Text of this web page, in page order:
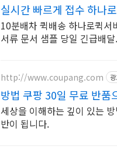
실시간 빠르게 접수 하나
10분배차 퀵배송 하나로퀵
서류 문서 샘플 당일 긴급배
http://www.coupang.com
방법 쿠팡 30일 무료 반품
세상을 이해하는 깊이 있는
반이 됩니다.